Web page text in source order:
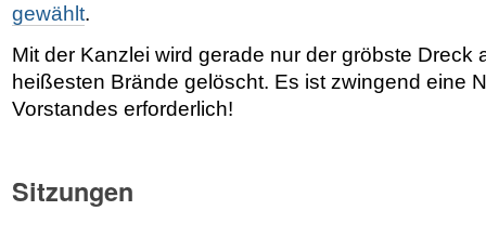
gewählt.
Mit der Kanzlei wird gerade nur der gröbste Dreck
heißesten Brände gelöscht. Es ist zwingend eine
Vorstandes erforderlich!
Sitzungen